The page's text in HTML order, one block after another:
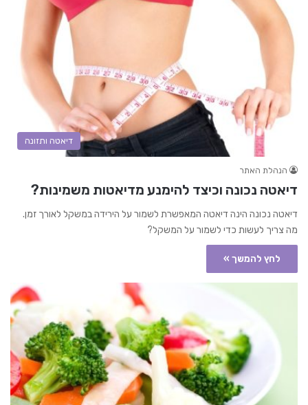
דיאטה ותזונה
הנהלת האתר
דיאטה נכונה וכיצד להימנע מדיאטות משמינות?
דיאטה נכונה הינה דיאטה המאפשרת לשמור על הירידה במשקל לאורך זמן.
מה צריך לעשות כדי לשמור על המשקל?
לחץ להמשך »